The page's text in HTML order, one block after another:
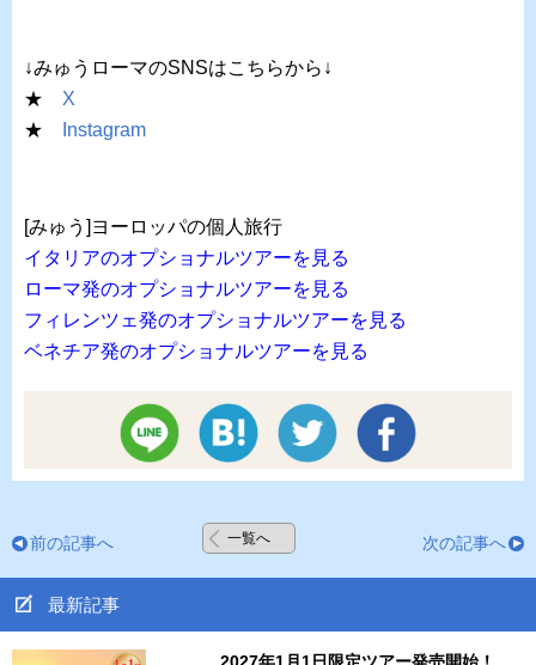
↓みゅうローマのSNSはこちらから↓
★ X
★
Instagram
[みゅう]ヨーロッパの個人旅行
イタリアのオプショナルツアーを見る
ローマ発のオプショナルツアーを見る
フィレンツェ発のオプショナルツアーを見る
ベネチア発のオプショナルツアーを見る
前の記事へ 一覧へ 次の記事へ
最新記事